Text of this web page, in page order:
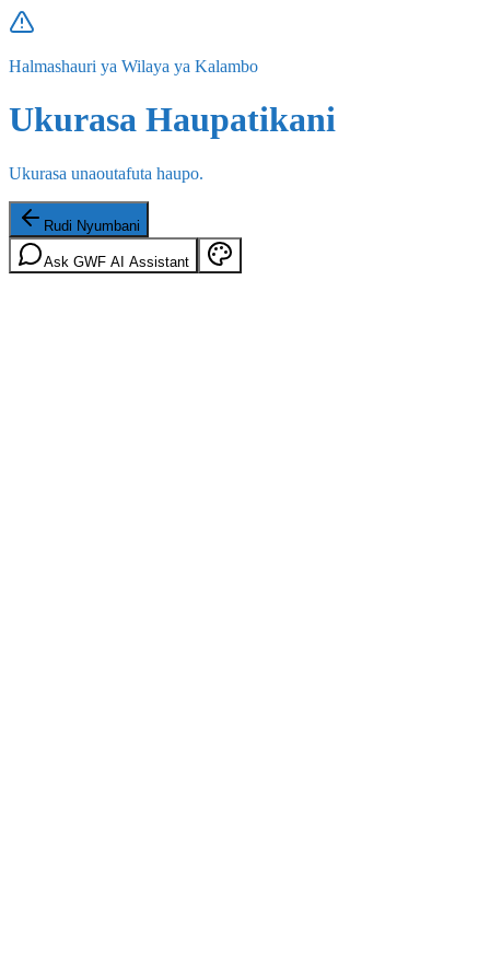
Halmashauri ya Wilaya ya Kalambo
Ukurasa Haupatikani
Ukurasa unaoutafuta haupo.
Rudi Nyumbani
Ask GWF AI Assistant